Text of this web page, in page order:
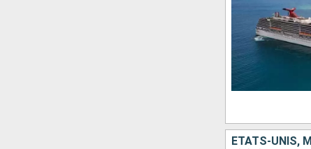
ÉTATS-UNIS,